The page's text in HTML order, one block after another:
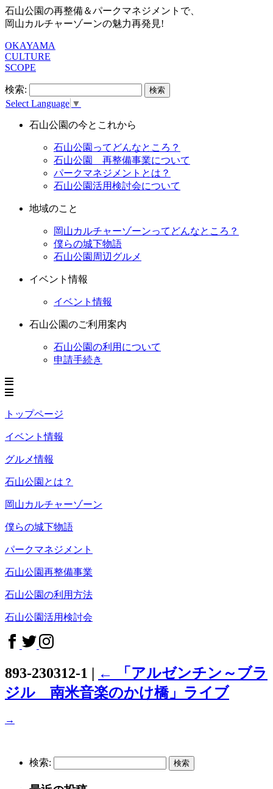
石山公園の再整備＆パークマネジメントで、
岡山カルチャーゾーンの魅力再発見!
OKAYAMA
CULTURE
SCOPE
検索:
Select Language ▼
石山公園の今とこれから
石山公園ってどんなところ？
石山公園 再整備事業について
パークマネジメントとは？
石山公園活用検討会について
地域のこと
岡山カルチャーゾーンってどんなところ？
僕らの城下物語
石山公園周辺グルメ
イベント情報
イベント情報
石山公園のご利用案内
石山公園の利用について
申請手続き
トップページ
イベント情報
グルメ情報
石山公園とは？
岡山カルチャーゾーン
僕らの城下物語
パークマネジメント
石山公園再整備事業
石山公園の利用方法
石山公園活用検討会
893-230312-1 ←
「アルゼンチン～ブラ
ジル 南米音楽のかけ橋」ライブ
→
検索: